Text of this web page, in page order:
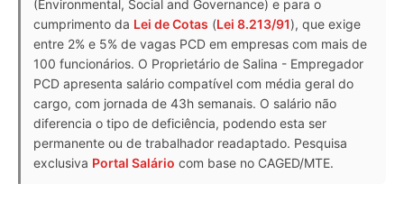
(Environmental, Social and Governance) e para o
cumprimento da Lei de Cotas (Lei 8.213/91), que exige
entre 2% e 5% de vagas PCD em empresas com mais de
100 funcionários. O Proprietário de Salina - Empregador
PCD apresenta salário compatível com média geral do
cargo, com jornada de 43h semanais. O salário não
diferencia o tipo de deficiência, podendo esta ser
permanente ou de trabalhador readaptado. Pesquisa
exclusiva Portal Salário com base no CAGED/MTE.